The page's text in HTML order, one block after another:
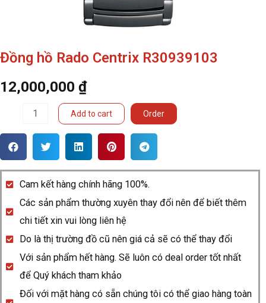
Đồng hồ Rado Centrix R30939103
12,000,000 ₫
Rado
R30939103
quantity
Add to cart Order
Cam kết hàng chính hãng 100%.
Các sản phẩm thường xuyên thay đổi nên để biết thêm
chi tiết xin vui lòng liên hệ
Do là thị trường đồ cũ nên giá cả sẽ có thể thay đổi
Với sản phẩm hết hàng. Sẽ luôn có deal order tốt nhất
để Quý khách tham khảo
Đối với mặt hàng có sẵn chúng tôi có thể giao hàng toàn